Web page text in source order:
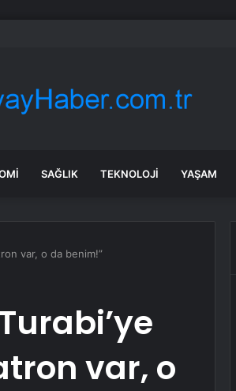
deste deste para buldu
SAĞLIK TEKNOLOJI YAŞAM
var, o da benim!”
var, o